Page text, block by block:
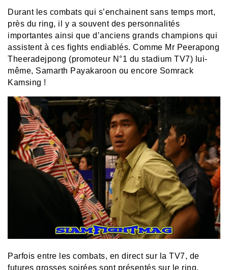
Durant les combats qui s’enchainent sans temps mort,
près du ring, il y a souvent des personnalités
importantes ainsi que d’anciens grands champions qui
assistent à ces fights endiablés. Comme Mr Peerapong
Theeradejpong (promoteur N°1 du stadium TV7) lui-
même, Samarth Payakaroon ou encore Somrack
Kamsing !
Parfois entre les combats, en direct sur la TV7, de
futures grosses soirées sont présentés sur le ring.